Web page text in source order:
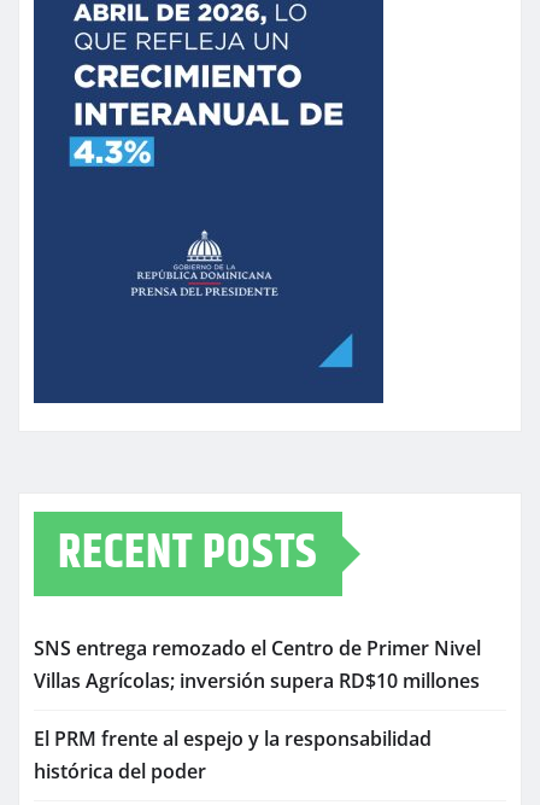
RECENT POSTS
SNS entrega remozado el Centro de Primer Nivel
Villas Agrícolas; inversión supera RD$10 millones
El PRM frente al espejo y la responsabilidad
histórica del poder